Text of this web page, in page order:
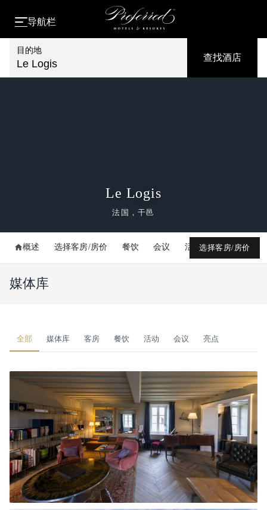
导航栏
目的地
Le Logis
查找酒店
Le Logis
法国，干邑
概述 选择客房/房价 餐饮 会议 活动 媒体库
选择客房/房价
媒体库
全部 媒体库 客房 餐饮 活动 会议 亮点